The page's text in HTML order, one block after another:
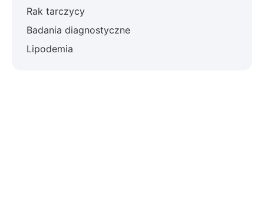
Rak tarczycy
Badania diagnostyczne
Lipodemia